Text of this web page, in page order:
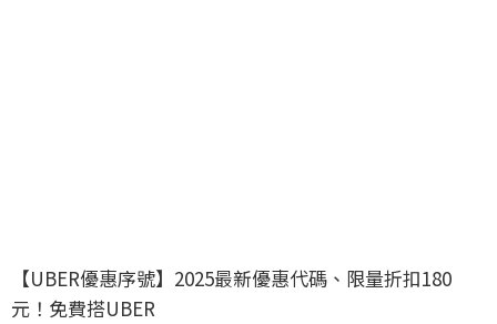
【UBER優惠序號】2025最新優惠代碼、限量折扣180
元！免費搭UBER